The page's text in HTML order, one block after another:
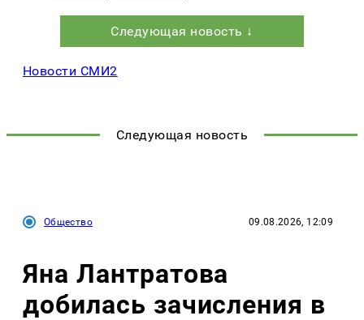
Следующая новость ↓
Новости СМИ2
Следующая новость
Общество 09.08.2026, 12:09
Яна Лантратова
добилась зачисления в